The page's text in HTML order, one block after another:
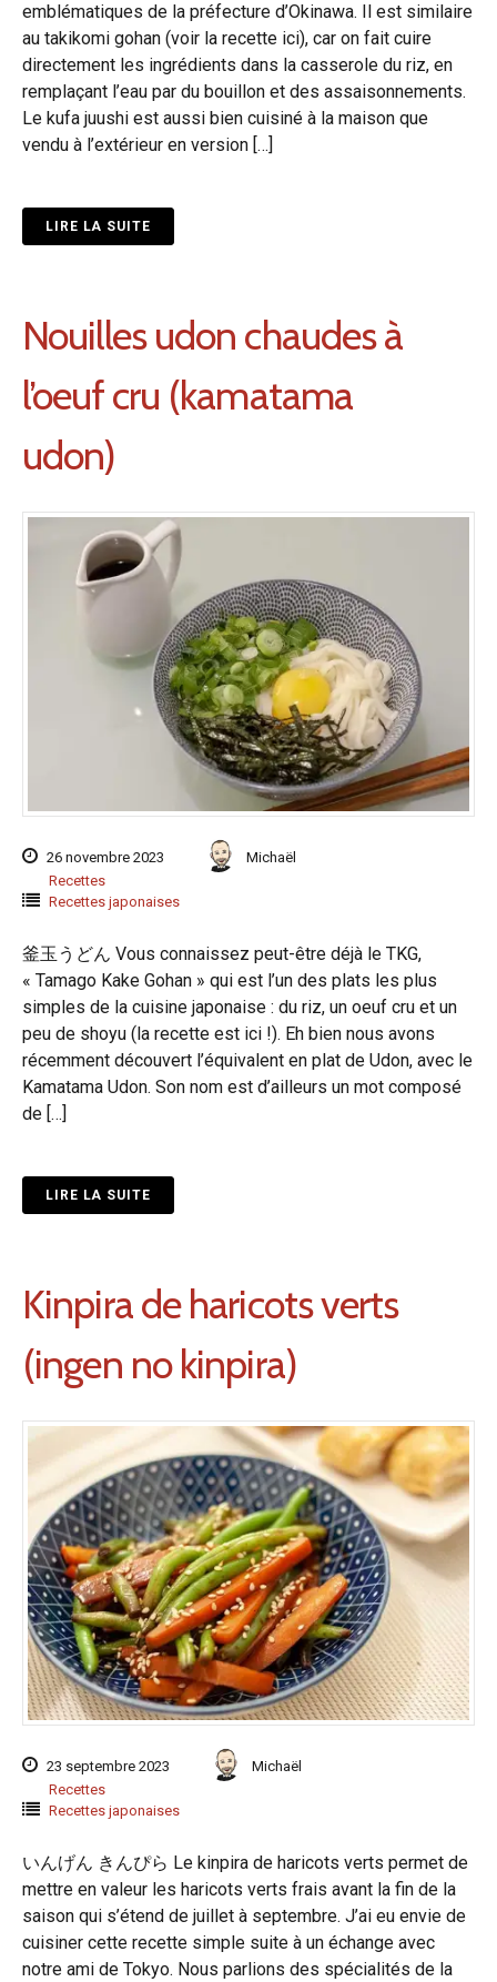
emblématiques de la préfecture d’Okinawa. Il est similaire
au takikomi gohan (voir la recette ici), car on fait cuire
directement les ingrédients dans la casserole du riz, en
remplaçant l’eau par du bouillon et des assaisonnements.
Le kufa juushi est aussi bien cuisiné à la maison que
vendu à l’extérieur en version […]
LIRE LA SUITE
Nouilles udon chaudes à
l’oeuf cru (kamatama
udon)
26 novembre 2023
Michaël
Recettes
Recettes japonaises
釜玉うどん Vous connaissez peut-être déjà le TKG,
« Tamago Kake Gohan » qui est l’un des plats les plus
simples de la cuisine japonaise : du riz, un oeuf cru et un
peu de shoyu (la recette est ici !). Eh bien nous avons
récemment découvert l’équivalent en plat de Udon, avec le
Kamatama Udon. Son nom est d’ailleurs un mot composé
de […]
LIRE LA SUITE
Kinpira de haricots verts
(ingen no kinpira)
23 septembre 2023
Michaël
Recettes
Recettes japonaises
いんげん きんぴら Le kinpira de haricots verts permet de
mettre en valeur les haricots verts frais avant la fin de la
saison qui s’étend de juillet à septembre. J’ai eu envie de
cuisiner cette recette simple suite à un échange avec
notre ami de Tokyo. Nous parlions des spécialités de la